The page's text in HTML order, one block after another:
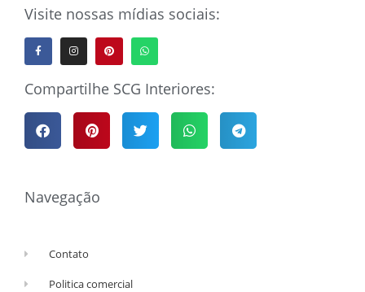
Visite nossas mídias sociais:
Compartilhe SCG Interiores:
Navegação
Contato
Politica comercial